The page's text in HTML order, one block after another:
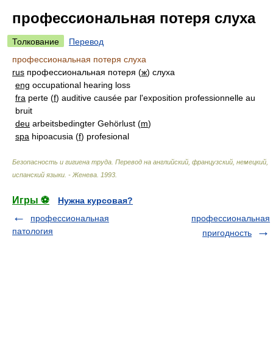
профессиональная потеря слуха
Толкование
Перевод
профессиональная потеря слуха
rus профессиональная потеря (ж) слуха
eng occupational hearing loss
fra perte (f) auditive causée par l'exposition professionnelle au
bruit
deu arbeitsbedingter Gehörlust (m)
spa hipoacusia (f) profesional
Безопасность и гигиена труда. Перевод на английский, французский, немецкий,
испанский языки. - Женева 1993
Игры ⚽
Нужна курсовая?
профессиональная
патология
профессиональная
пригодность